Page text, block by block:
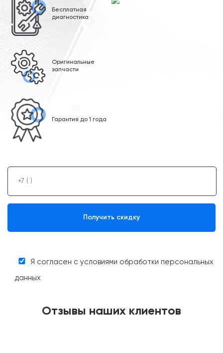
Бесплатная
диагностика
Оригинальные
запчасти
Гарантия до 1 года
Я согласен с условиями обработки персональных
данных
Отзывы наших клиентов